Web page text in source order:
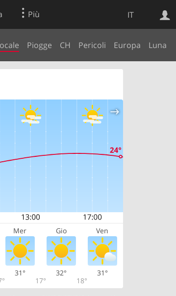
IT
Più
Piogge CH Pericoli Europa Luna
Mer Gio Ven
31°
17°
32°
18°
31°
Ricerca Web